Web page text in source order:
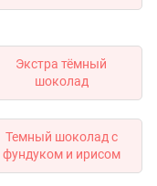
Экстра тёмный
шоколад
Темный шоколад с
фундуком и ирисом